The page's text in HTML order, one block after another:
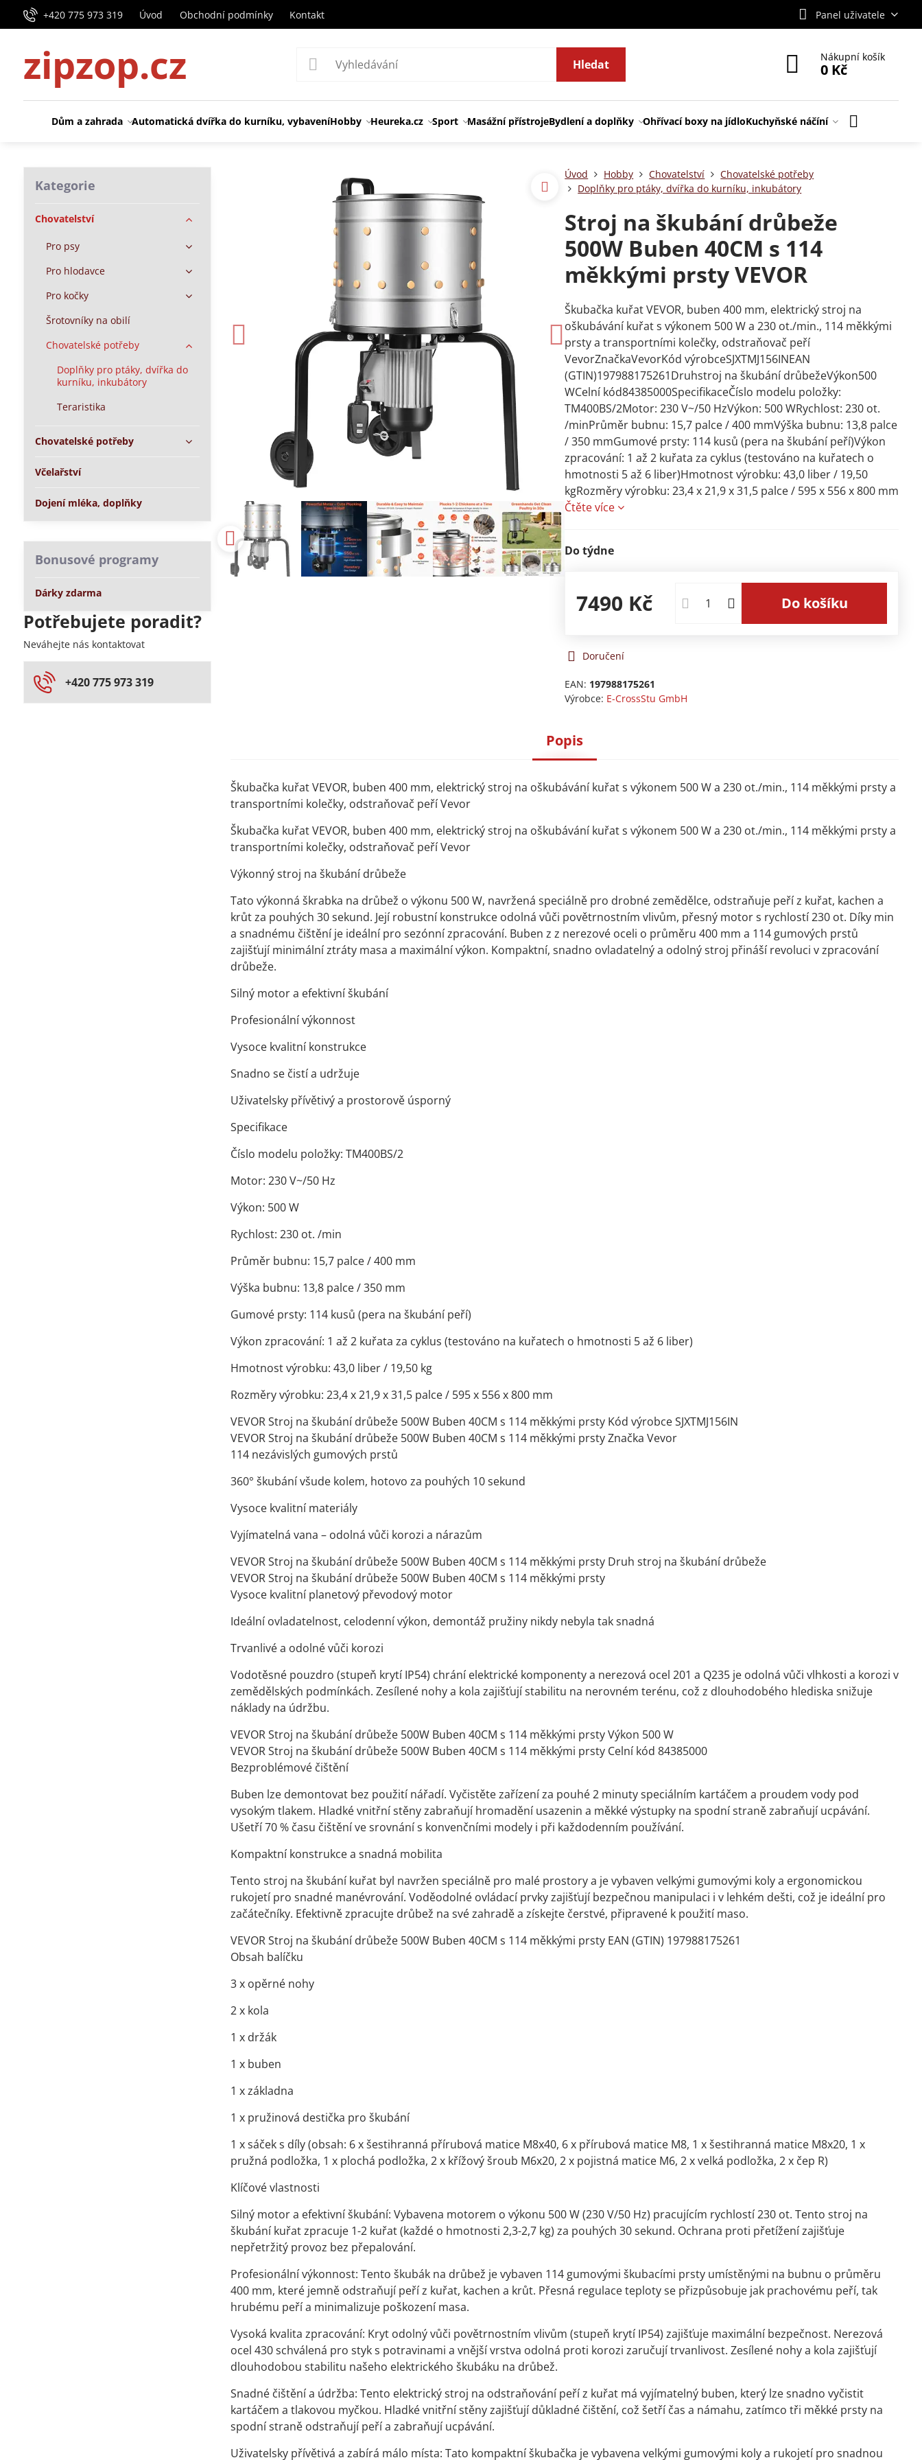
+420 775 973 319 Úvod Obchodní podmínky Kontakt Panel uživatele
zipzop.cz Hledat
Nákupní košík
0 Kč
Dům a zahrada Automatická dvířka do kurníku, vybaveníHobby Heureka.cz Sport Masážní přístrojeBydlení a doplňky Ohřívací boxy na jídloKuchyňské náčíní
Úvod Hobby Chovatelství
Chovatelské potřeby
Doplňky pro ptáky, dvířka do kurníku, inkubátory
Stroj na škubání drůbeže
500W Buben 40CM s 114
měkkými prsty VEVOR
Škubačka kuřat VEVOR, buben 400 mm, elektrický stroj na
oškubávání kuřat s výkonem 500 W a 230 ot./min., 114 měkkými
prsty a transportními kolečky, odstraňovač peří
VevorZnačkaVevorKód výrobceSJXTMJ156INEAN
(GTIN)197988175261Druhstroj na škubání drůbežeVýkon500
WCelní kód84385000SpecifikaceČíslo modelu položky:
TM400BS/2Motor: 230 V~/50 HzVýkon: 500 WRychlost: 230 ot.
/minPrůměr bubnu: 15,7 palce / 400 mmVýška bubnu: 13,8 palce
/ 350 mmGumové prsty: 114 kusů (pera na škubání peří)Výkon
zpracování: 1 až 2 kuřata za cyklus (testováno na kuřatech o
hmotnosti 5 až 6 liber)Hmotnost výrobku: 43,0 liber / 19,50
kgRozměry výrobku: 23,4 x 21,9 x 31,5 palce / 595 x 556 x 800 mm
Čtěte více
Do týdne
7490 Kč Do košíku
Doručení
EAN: 197988175261
Výrobce: E-CrossStu GmbH​
Popis
Škubačka kuřat VEVOR, buben 400 mm, elektrický stroj na oškubávání kuřat s výkonem 500 W a 230 ot./min., 114 měkkými prsty a
transportními kolečky, odstraňovač peří Vevor
Škubačka kuřat VEVOR, buben 400 mm, elektrický stroj na oškubávání kuřat s výkonem 500 W a 230 ot./min., 114 měkkými prsty a
transportními kolečky, odstraňovač peří Vevor
Výkonný stroj na škubání drůbeže
Tato výkonná škrabka na drůbež o výkonu 500 W, navržená speciálně pro drobné zemědělce, odstraňuje peří z kuřat, kachen a
krůt za pouhých 30 sekund. Její robustní konstrukce odolná vůči povětrnostním vlivům, přesný motor s rychlostí 230 ot. Díky min
a snadnému čištění je ideální pro sezónní zpracování. Buben z z nerezové oceli o průměru 400 mm a 114 gumových prstů
zajišťují minimální ztráty masa a maximální výkon. Kompaktní, snadno ovladatelný a odolný stroj přináší revoluci v zpracování
drůbeže.
Silný motor a efektivní škubání
Profesionální výkonnost
Vysoce kvalitní konstrukce
Snadno se čistí a udržuje
Uživatelsky přívětivý a prostorově úsporný
Specifikace
Číslo modelu položky: TM400BS/2
Motor: 230 V~/50 Hz
Výkon: 500 W
Rychlost: 230 ot. /min
Průměr bubnu: 15,7 palce / 400 mm
Výška bubnu: 13,8 palce / 350 mm
Gumové prsty: 114 kusů (pera na škubání peří)
Výkon zpracování: 1 až 2 kuřata za cyklus (testováno na kuřatech o hmotnosti 5 až 6 liber)
Hmotnost výrobku: 43,0 liber / 19,50 kg
Rozměry výrobku: 23,4 x 21,9 x 31,5 palce / 595 x 556 x 800 mm
VEVOR Stroj na škubání drůbeže 500W Buben 40CM s 114 měkkými prsty Kód výrobce SJXTMJ156IN
VEVOR Stroj na škubání drůbeže 500W Buben 40CM s 114 měkkými prsty Značka Vevor
114 nezávislých gumových prstů
360° škubání všude kolem, hotovo za pouhých 10 sekund
Vysoce kvalitní materiály
Vyjímatelná vana – odolná vůči korozi a nárazům
VEVOR Stroj na škubání drůbeže 500W Buben 40CM s 114 měkkými prsty Druh stroj na škubání drůbeže
VEVOR Stroj na škubání drůbeže 500W Buben 40CM s 114 měkkými prsty
Vysoce kvalitní planetový převodový motor
Ideální ovladatelnost, celodenní výkon, demontáž pružiny nikdy nebyla tak snadná
Trvanlivé a odolné vůči korozi
Vodotěsné pouzdro (stupeň krytí IP54) chrání elektrické komponenty a nerezová ocel 201 a Q235 je odolná vůči vlhkosti a korozi v
zemědělských podmínkách. Zesílené nohy a kola zajišťují stabilitu na nerovném terénu, což z dlouhodobého hlediska snižuje
náklady na údržbu.
VEVOR Stroj na škubání drůbeže 500W Buben 40CM s 114 měkkými prsty Výkon 500 W
VEVOR Stroj na škubání drůbeže 500W Buben 40CM s 114 měkkými prsty Celní kód 84385000
Bezproblémové čištění
Buben lze demontovat bez použití nářadí. Vyčistěte zařízení za pouhé 2 minuty speciálním kartáčem a proudem vody pod
vysokým tlakem. Hladké vnitřní stěny zabraňují hromadění usazenin a měkké výstupky na spodní straně zabraňují ucpávání.
Ušetří 70 % času čištění ve srovnání s konvenčními modely i při každodenním používání.
Kompaktní konstrukce a snadná mobilita
Tento stroj na škubání kuřat byl navržen speciálně pro malé prostory a je vybaven velkými gumovými koly a ergonomickou
rukojetí pro snadné manévrování. Voděodolné ovládací prvky zajišťují bezpečnou manipulaci i v lehkém dešti, což je ideální pro
začátečníky. Efektivně zpracujte drůbež na své zahradě a získejte čerstvé, připravené k použití maso.
VEVOR Stroj na škubání drůbeže 500W Buben 40CM s 114 měkkými prsty EAN (GTIN) 197988175261
Obsah balíčku
3 x opěrné nohy
2 x kola
1 x držák
1 x buben
1 x základna
1 x pružinová destička pro škubání
1 x sáček s díly (obsah: 6 x šestihranná přírubová matice M8x40, 6 x přírubová matice M8, 1 x šestihranná matice M8x20, 1 x
pružná podložka, 1 x plochá podložka, 2 x křížový šroub M6x20, 2 x pojistná matice M6, 2 x velká podložka, 2 x čep R)
Klíčové vlastnosti
Silný motor a efektivní škubání: Vybavena motorem o výkonu 500 W (230 V/50 Hz) pracujícím rychlostí 230 ot. Tento stroj na
škubání kuřat zpracuje 1-2 kuřat (každé o hmotnosti 2,3-2,7 kg) za pouhých 30 sekund. Ochrana proti přetížení zajišťuje
nepřetržitý provoz bez přepalování.
Profesionální výkonnost: Tento škubák na drůbež je vybaven 114 gumovými škubacími prsty umístěnými na bubnu o průměru
400 mm, které jemně odstraňují peří z kuřat, kachen a krůt. Přesná regulace teploty se přizpůsobuje jak prachovému peří, tak
hrubému peří a minimalizuje poškození masa.
Vysoká kvalita zpracování: Kryt odolný vůči povětrnostním vlivům (stupeň krytí IP54) zajišťuje maximální bezpečnost. Nerezová
ocel 430 schválená pro styk s potravinami a vnější vrstva odolná proti korozi zaručují trvanlivost. Zesílené nohy a kola zajišťují
dlouhodobou stabilitu našeho elektrického škubáku na drůbež.
Snadné čištění a údržba: Tento elektrický stroj na odstraňování peří z kuřat má vyjímatelný buben, který lze snadno vyčistit
kartáčem a tlakovou myčkou. Hladké vnitřní stěny zajišťují důkladné čištění, což šetří čas a námahu, zatímco tři měkké prsty na
spodní straně odstraňují peří a zabraňují ucpávání.
Uživatelsky přívětivá a zabírá málo místa: Tato kompaktní škubačka je vybavena velkými gumovými koly a rukojetí pro snadnou
Kategorie
Chovatelství
Pro psy
Pro hlodavce
Pro kočky
Šrotovníky na obilí
Chovatelské potřeby
Doplňky pro ptáky, dvířka do
kurníku, inkubátory
Teraristika
Chovatelské potřeby
Včelařství
Dojení mléka, doplňky
Bonusové programy
Dárky zdarma
Potřebujete poradit?
Neváhejte nás kontaktovat
+420 775 973 319